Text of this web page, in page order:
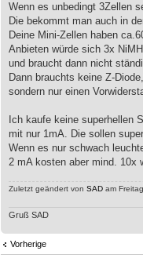
Wenn es unbedingt 3Zellen
Die bekommt man auch in
Deine Mini-Zellen haben
Anbieten würde sich 3x
und braucht dann nicht
Dann brauchts keine Z-
sondern nur einen
Ich kaufe keine superhellen
mit nur 1mA. Die sollen
Wenn es nur schwach
2 mA kosten aber mind. 10x
Zuletzt geändert von SAD am
Gruß SAD
Vorherige